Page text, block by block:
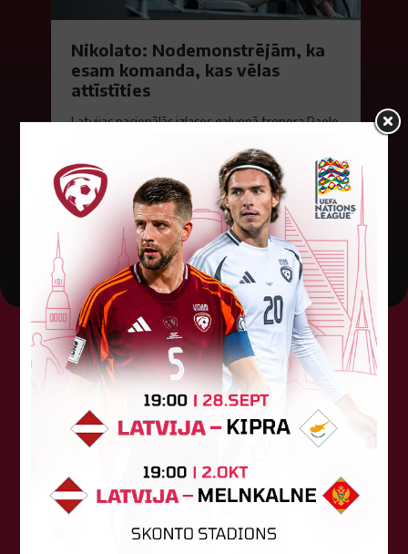
Nikolato: Nodemonstrējām, ka
esam komanda, kas vēlas
attīstīties
Latvijas nacionālās izlases galvenā trenera Paolo
pusfināla spēles pret Lietuvu. "Otrais puslaiks,
manuprāt, bija ļoti labs...
06. jūnijs 2026.
Tehniskais sponsors